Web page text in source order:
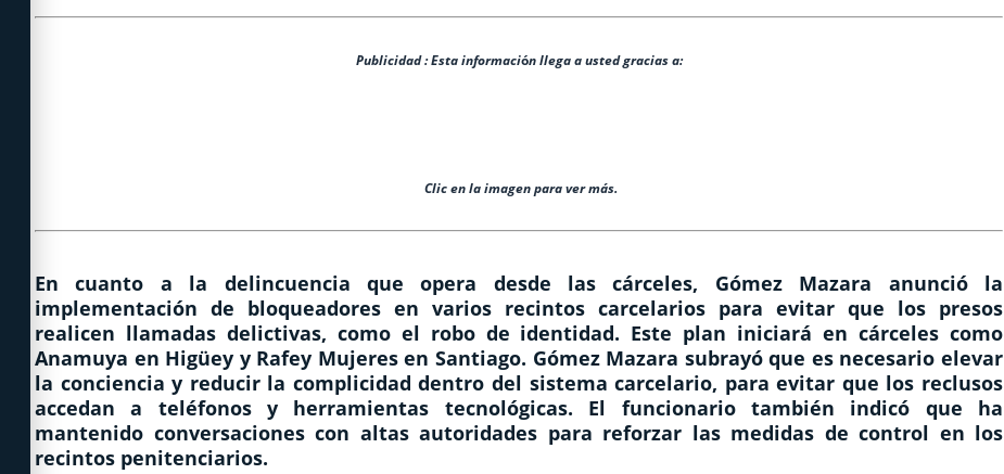
Publicidad : Esta información llega a usted gracias a:
Clic en la imagen para ver más.
En cuanto a la delincuencia que opera desde las cárceles, Gómez Mazara anunció la
implementación de bloqueadores en varios recintos carcelarios para evitar que los presos
realicen llamadas delictivas, como el robo de identidad. Este plan iniciará en cárceles como
Anamuya en Higüey y Rafey Mujeres en Santiago. Gómez Mazara subrayó que es necesario elevar
la conciencia y reducir la complicidad dentro del sistema carcelario, para evitar que los reclusos
accedan a teléfonos y herramientas tecnológicas. El funcionario también indicó que ha
mantenido conversaciones con altas autoridades para reforzar las medidas de control en los
recintos penitenciarios.